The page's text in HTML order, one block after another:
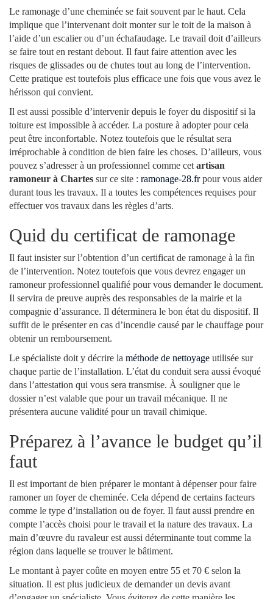
Le ramonage d’une cheminée se fait souvent par le haut. Cela
implique que l’intervenant doit monter sur le toit de la maison à
l’aide d’un escalier ou d’un échafaudage. Le travail doit d’ailleurs
se faire tout en restant debout. Il faut faire attention avec les
risques de glissades ou de chutes tout au long de l’intervention.
Cette pratique est toutefois plus efficace une fois que vous avez le
hérisson qui convient.
Il est aussi possible d’intervenir depuis le foyer du dispositif si la
toiture est impossible à accéder. La posture à adopter pour cela
peut être inconfortable. Notez toutefois que le résultat sera
irréprochable à condition de bien faire les choses. D’ailleurs, vous
pouvez s’adresser à un professionnel comme cet artisan
ramoneur à Chartes sur ce site : ramonage-28.frpour vous aider
durant tous les travaux. Il a toutes les compétences requises pour
effectuer vos travaux dans les règles d’arts.
Quid du certificat de ramonage
Il faut insister sur l’obtention d’un certificat de ramonage à la fin
de l’intervention. Notez toutefois que vous devrez engager un
ramoneur professionnel qualifié pour vous demander le document.
Il servira de preuve auprès des responsables de la mairie et la
compagnie d’assurance. Il déterminera le bon état du dispositif. Il
suffit de le présenter en cas d’incendie causé par le chauffage pour
obtenir un remboursement.
Le spécialiste doit y décrire la méthode de nettoyage utilisée sur
chaque partie de l’installation. L’état du conduit sera aussi évoqué
dans l’attestation qui vous sera transmise. À souligner que le
dossier n’est valable que pour un travail mécanique. Il ne
présentera aucune validité pour un travail chimique.
Préparez à l’avance le budget qu’il
faut
Il est important de bien préparer le montant à dépenser pour faire
ramoner un foyer de cheminée. Cela dépend de certains facteurs
comme le type d’installation ou de foyer. Il faut aussi prendre en
compte l’accès choisi pour le travail et la nature des travaux. La
main d’œuvre du ravaleur est aussi déterminante tout comme la
région dans laquelle se trouver le bâtiment.
Le montant à payer coûte en moyen entre 55 et 70 € selon la
situation. Il est plus judicieux de demander un devis avant